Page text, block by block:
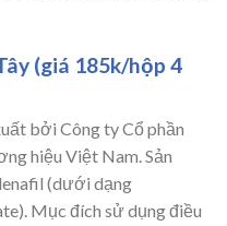
(giá 185k/hộp 4
bởi Công ty Cổ phần
hiệu Việt Nam. Sản
(dưới dạng
Mục đích sử dụng điều